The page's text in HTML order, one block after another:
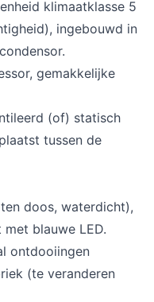
klimaatklasse 5
ingebouwd in
gemakkelijke
(of) statisch
tussen de
doos, waterdicht),
blauwe LED.
ontdooiingen
(te veranderen